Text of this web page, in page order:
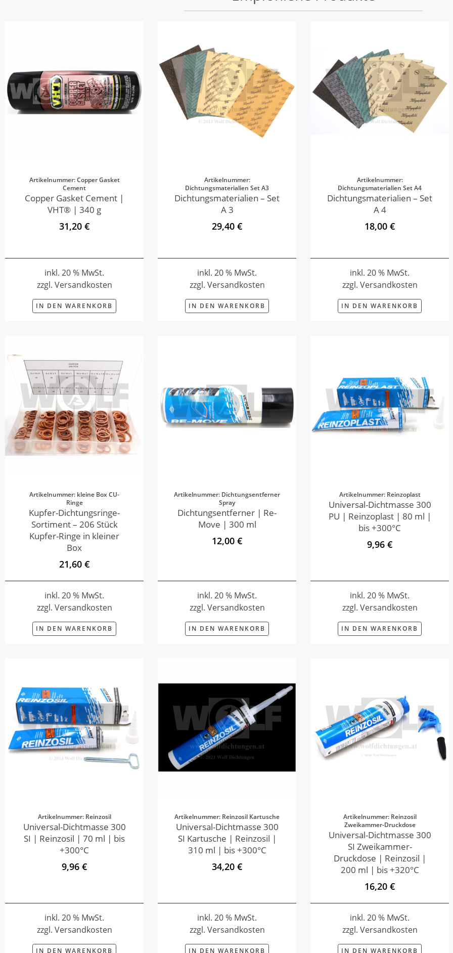
Artikelnummer: Copper Gasket
Cement
Copper Gasket Cement |
VHT® | 340 g
31,20 €
inkl. 20 % MwSt.
zzgl. Versandkosten
IN DEN WARENKORB
Artikelnummer:
Dichtungsmaterialien Set A3
Dichtungsmaterialien – Set
A 3
29,40 €
inkl. 20 % MwSt.
zzgl. Versandkosten
IN DEN WARENKORB
Artikelnummer:
Dichtungsmaterialien Set A4
Dichtungsmaterialien – Set
A 4
18,00 €
inkl. 20 % MwSt.
zzgl. Versandkosten
IN DEN WARENKORB
Artikelnummer: kleine Box CU-
Ringe
Kupfer-Dichtungsringe-
Sortiment – 206 Stück
Kupfer-Ringe in kleiner
Box
21,60 €
inkl. 20 % MwSt.
zzgl. Versandkosten
IN DEN WARENKORB
Artikelnummer: Dichtungsentferner
Spray
Dichtungsentferner | Re-
Move | 300 ml
12,00 €
inkl. 20 % MwSt.
zzgl. Versandkosten
IN DEN WARENKORB
Artikelnummer: Reinzoplast
Universal-Dichtmasse 300
PU | Reinzoplast | 80 ml |
bis +300°C
9,96 €
inkl. 20 % MwSt.
zzgl. Versandkosten
IN DEN WARENKORB
Artikelnummer: Reinzosil
Universal-Dichtmasse 300
SI | Reinzosil | 70 ml | bis
+300°C
9,96 €
inkl. 20 % MwSt.
zzgl. Versandkosten
IN DEN WARENKORB
Artikelnummer: Reinzosil Kartusche
Universal-Dichtmasse 300
SI Kartusche | Reinzosil |
310 ml | bis +300°C
34,20 €
inkl. 20 % MwSt.
zzgl. Versandkosten
IN DEN WARENKORB
Artikelnummer: Reinzosil
Zweikammer-Druckdose
Universal-Dichtmasse 300
SI Zweikammer-
Druckdose | Reinzosil |
200 ml | bis +320°C
16,20 €
inkl. 20 % MwSt.
zzgl. Versandkosten
IN DEN WARENKORB